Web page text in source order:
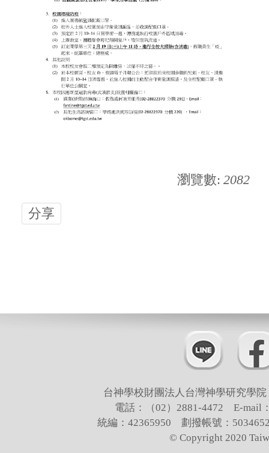
瀏覽數: 2082
分享
台神學校財團法人台灣神學研究學
電話：（02）2881-4472 E-mail
統編：42365950 劃撥帳號：
© Copyright 2020